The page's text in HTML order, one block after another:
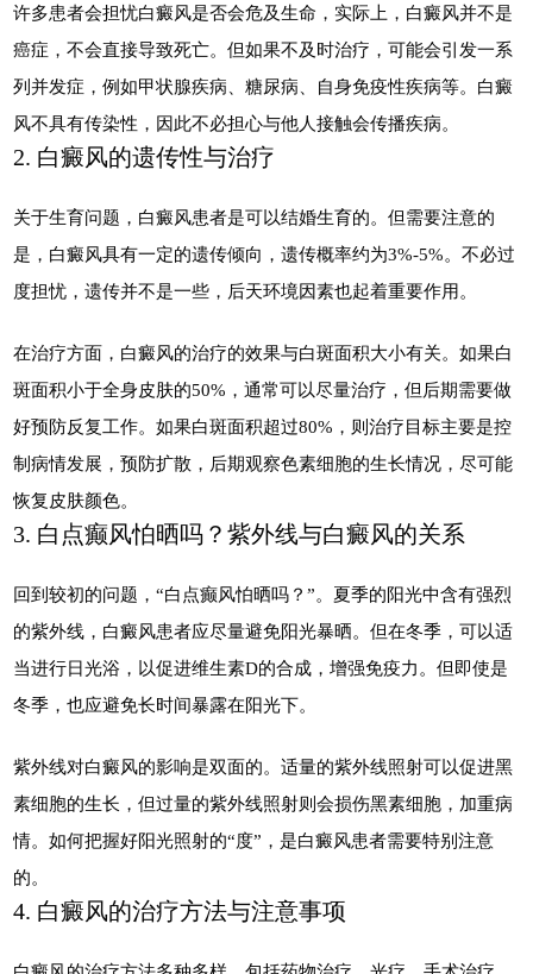
许多患者会担忧白癜风是否会危及生命，实际上，白癜风并不是
癌症，不会直接导致死亡。但如果不及时治疗，可能会引发一系
列并发症，例如甲状腺疾病、糖尿病、自身免疫性疾病等。白癜
风不具有传染性，因此不必担心与他人接触会传播疾病。
2. 白癜风的遗传性与治疗
关于生育问题，白癜风患者是可以结婚生育的。但需要注意的
是，白癜风具有一定的遗传倾向，遗传概率约为3%-5%。不必过
度担忧，遗传并不是一些，后天环境因素也起着重要作用。
在治疗方面，白癜风的治疗的效果与白斑面积大小有关。如果白
斑面积小于全身皮肤的50%，通常可以尽量治疗，但后期需要做
好预防反复工作。如果白斑面积超过80%，则治疗目标主要是控
制病情发展，预防扩散，后期观察色素细胞的生长情况，尽可能
恢复皮肤颜色。
3. 白点癫风怕晒吗？紫外线与白癜风的关系
回到较初的问题，“白点癫风怕晒吗？”。夏季的阳光中含有强烈
的紫外线，白癜风患者应尽量避免阳光暴晒。但在冬季，可以适
当进行日光浴，以促进维生素D的合成，增强免疫力。但即使是
冬季，也应避免长时间暴露在阳光下。
紫外线对白癜风的影响是双面的。适量的紫外线照射可以促进黑
素细胞的生长，但过量的紫外线照射则会损伤黑素细胞，加重病
情。如何把握好阳光照射的“度”，是白癜风患者需要特别注意
的。
4. 白癜风的治疗方法与注意事项